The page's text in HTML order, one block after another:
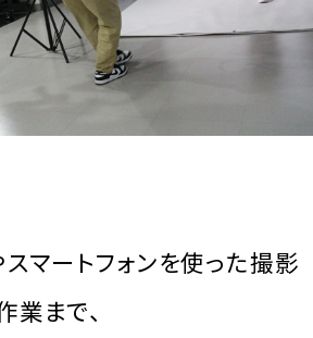
マートフォンを使った撮影
まで、